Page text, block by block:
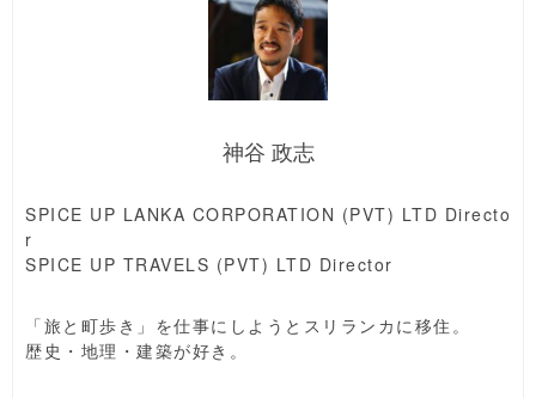
神谷 政志
SPICE UP LANKA CORPORATION (PVT) LTD Directo
r
SPICE UP TRAVELS (PVT) LTD Director
「旅と町歩き」を仕事にしようとスリランカに移住。
歴史・地理・建築が好き。